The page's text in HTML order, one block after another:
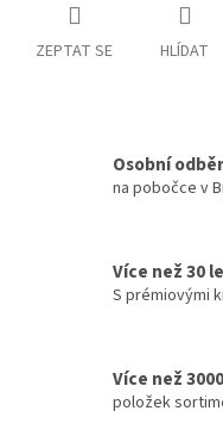
ZEPTAT SE HLÍDAT
Osobní
na pobočce v
Více než 30
S prémiovými
Více než 3000
položek